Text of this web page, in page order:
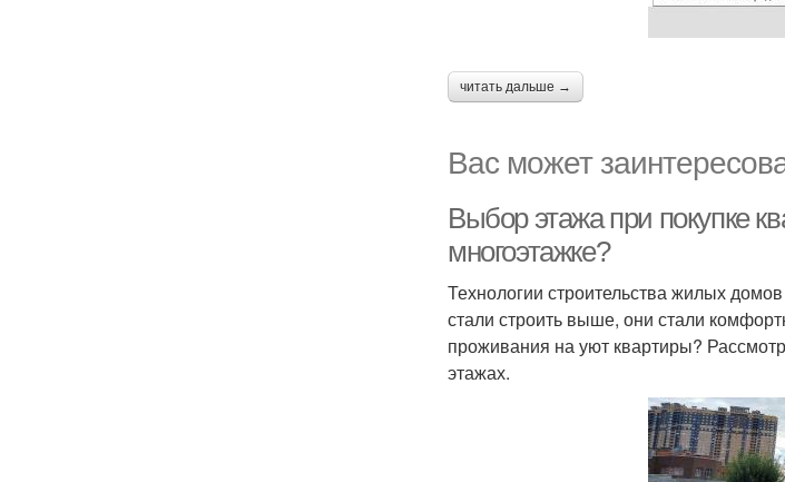
читать дальше →
Вас может
Выбор этажа при покупке
многоэтажке?
Технологии строительства жилых
стали строить выше, они стали
проживания на уют квартиры?
этажах.